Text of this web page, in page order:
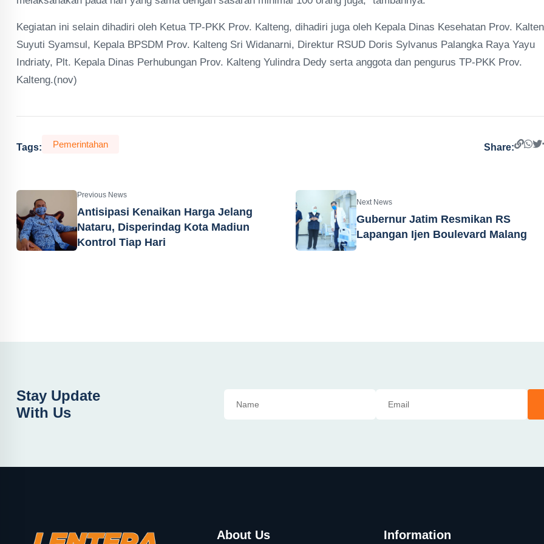
Kegiatan ini selain dihadiri oleh Ketua TP-PKK Prov. Kalteng, dihadiri juga oleh Kepala Dinas Kesehatan Prov.
Suyuti Syamsul, Kepala BPSDM Prov. Kalteng Sri Widanarni, Direktur RSUD Doris Sylvanus Palangka Raya Yayu
Indriaty, Plt. Kepala Dinas Perhubungan Prov. Kalteng Yulindra Dedy serta anggota dan pengurus TP-PKK Prov.
Kalteng.(nov)
Tags: Pemerintahan Share:
Previous News
Antisipasi Kenaikan Harga Jelang
Nataru, Disperindag Kota Madiun
Kontrol Tiap Hari
Next News
Gubernur Jatim Resmikan RS
Lapangan Ijen Boulevard Malang
Stay Update
With Us
About Us Information